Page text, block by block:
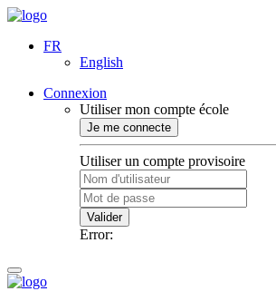
FR
English
Connexion
Utiliser mon compte école
Je me connecte
Utiliser un compte provisoire
Valider
Error: